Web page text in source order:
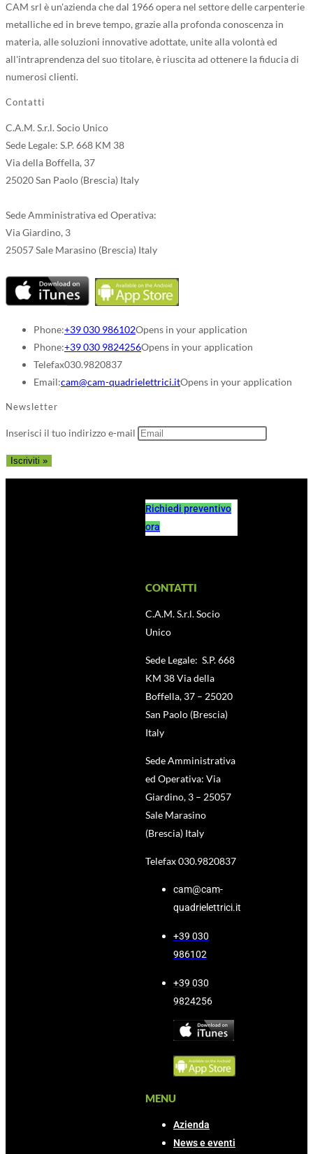
CAM srl è un'azienda che dal 1966 opera nel settore delle carpenterie
metalliche ed in breve tempo, grazie alla profonda conoscenza in
materia, alle soluzioni innovative adottate, unite alla volontà ed
all'intraprendenza del suo titolare, è riuscita ad ottenere la fiducia di
numerosi clienti.
Contatti
C.A.M. S.r.l. Socio Unico
Sede Legale: S.P. 668 KM 38
Via della Boffella, 37
25020 San Paolo (Brescia) Italy
Sede Amministrativa ed Operativa:
Via Giardino, 3
25057 Sale Marasino (Brescia) Italy
Phone:+39 030 986102Opens in your application
Phone:+39 030 9824256Opens in your application
Telefax030.9820837
Email:cam@cam-quadrielettrici.itOpens in your application
Newsletter
Inserisci il tuo indirizzo e-mail
Richiedi preventivo
ora
CONTATTI
C.A.M. S.r.l. Socio
Unico
Sede Legale: S.P. 668
KM 38 Via della
Boffella, 37 – 25020
San Paolo (Brescia)
Italy
Sede Amministrativa
ed Operativa: Via
Giardino, 3 – 25057
Sale Marasino
(Brescia) Italy
Telefax 030.9820837
cam@cam-
quadrielettrici.it
+39 030
986102
+39 030
9824256
MENU
Azienda
News e eventi